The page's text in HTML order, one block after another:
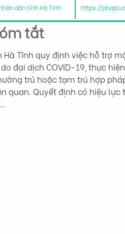
dân tỉnh Hà Tĩnh https://
tắt
Tĩnh quy định việc hỗ trợ
đại dịch COVID-19, thực
trú hoặc tạm trú hợp
Quyết định có hiệu lực